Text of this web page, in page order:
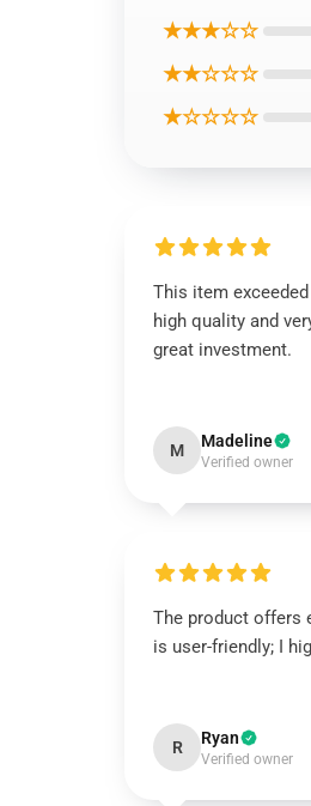
★★★☆☆
★★☆☆☆
★☆☆☆☆
This item
high quality and
great investment.
M Madeline
Verified owner
The product offers
is user-friendly; I
R Ryan
Verified owner